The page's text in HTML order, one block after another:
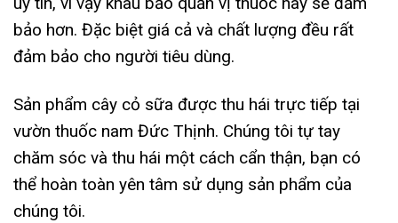
bảo hơn. Đặc biệt giá cả và chất lượng đều rất
đảm bảo cho người tiêu dùng.
Sản phẩm cây cỏ sữa được thu hái trực tiếp tại
vườn thuốc nam Đức Thịnh. Chúng tôi tự tay
chăm sóc và thu hái một cách cẩn thận, bạn có
thể hoàn toàn yên tâm sử dụng sản phẩm của
chúng tôi.